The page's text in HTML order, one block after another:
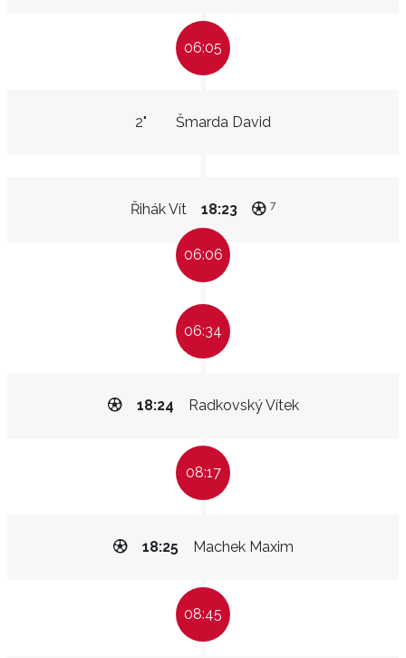
06:05
Šmarda David
2"
Řihák Vít 18:23 7
06:06
06:34
Radkovský Vítek
18:24
08:17
Machek Maxim
18:25
08:45